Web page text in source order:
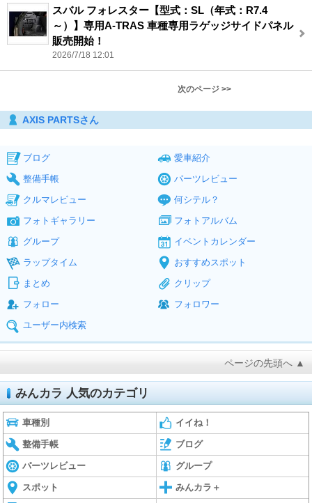
スバル フォレスター【型式：SL（年式：R7.4
～）】専用A-TRAS 車種専用ラゲッジサイドパネル
販売開始！
2026/7/18 12:01
次のページ >>
AXIS PARTSさん
ブログ
愛車紹介
整備手帳
パーツレビュー
クルマレビュー
何シテル？
フォトギャラリー
フォトアルバム
グループ
イベントカレンダー
ラップタイム
おすすめスポット
まとめ
クリップ
フォロー
フォロワー
ユーザー内検索
ページの先頭へ ▲
みんカラ 人気のカテゴリ
車種別 イイね！
整備手帳 ブログ
パーツレビュー グループ
スポット みんカラ＋